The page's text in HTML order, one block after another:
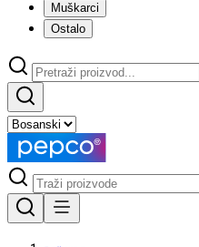
Muškarci
Ostalo